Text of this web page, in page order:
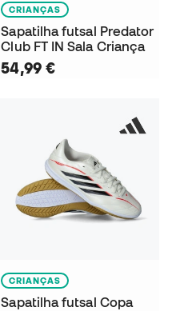
CRIANÇAS
Sapatilha futsal Predator
Club FT IN Sala Criança
54,99 €
CRIANÇAS
Sapatilha futsal Copa